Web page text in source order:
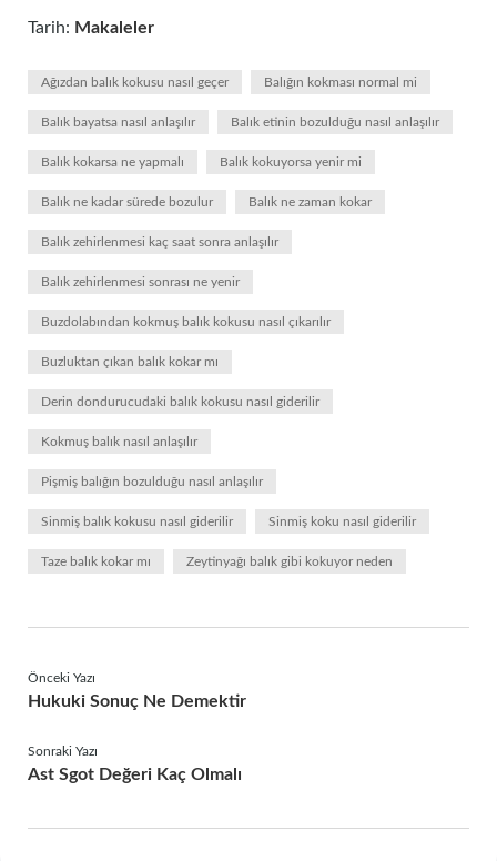
Tarih: Makaleler
Ağızdan balık kokusu nasıl geçer Balığın kokması normal mi
Balık bayatsa nasıl anlaşılır Balık etinin bozulduğu nasıl anlaşılır
Balık kokarsa ne yapmalı Balık kokuyorsa yenir mi
Balık ne kadar sürede bozulur Balık ne zaman kokar
Balık zehirlenmesi kaç saat sonra anlaşılır
Balık zehirlenmesi sonrası ne yenir
Buzdolabından kokmuş balık kokusu nasıl çıkarılır
Buzluktan çıkan balık kokar mı
Derin dondurucudaki balık kokusu nasıl giderilir
Kokmuş balık nasıl anlaşılır
Pişmiş balığın bozulduğu nasıl anlaşılır
Sinmiş balık kokusu nasıl giderilir Sinmiş koku nasıl giderilir
Taze balık kokar mı Zeytinyağı balık gibi kokuyor neden
Önceki Yazı
Hukuki Sonuç Ne Demektir
Sonraki Yazı
Ast Sgot Değeri Kaç Olmalı